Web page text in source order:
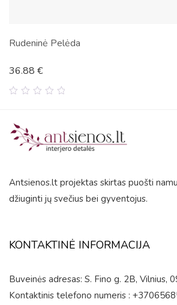
Rudeninė Pelėda
5
36.88 €
Antsienos.lt projektas skirtas puošti
džiuginti jų svečius bei gyventojus.
KONTAKTINĖ INFORMACIJA
Buveinės adresas: S. Fino g. 2B, Vilnius,
Kontaktinis telefono numeris :